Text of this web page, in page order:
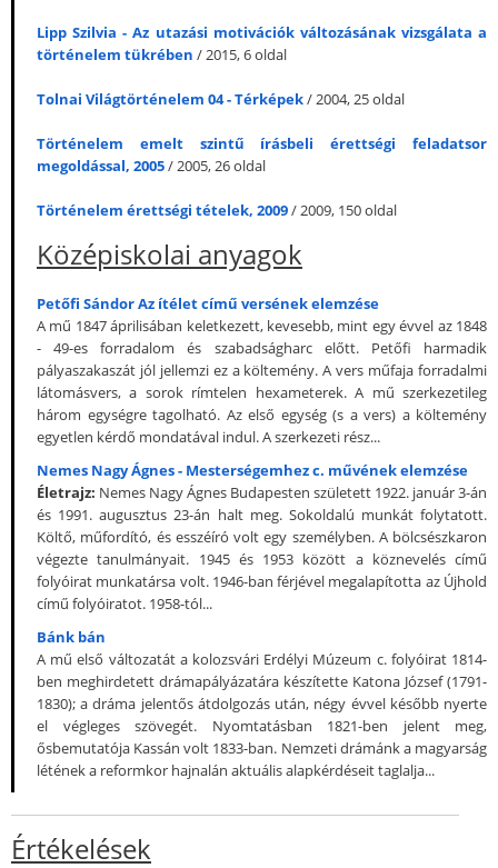
Lipp Szilvia - Az utazási motivációk változásának vizsgálata a
történelem tükrében / 2015, 6 oldal
Tolnai Világtörténelem 04 - Térképek/ 2004, 25 oldal
Történelem emelt szintű írásbeli érettségi feladatsor
megoldással, 2005/ 2005, 26 oldal
Történelem érettségi tételek, 2009/ 2009, 150 oldal
Középiskolai anyagok
Petőfi Sándor Az ítélet című versének elemzése
A mű 1847 áprilisában keletkezett, kevesebb, mint egy évvel az 1848
- 49-es forradalom és szabadságharc előtt. Petőfi harmadik
pályaszakaszát jól jellemzi ez a költemény. A vers műfaja forradalmi
látomásvers, a sorok rímtelen hexameterek. A mű szerkezetileg
három egységre tagolható. Az első egység (s a vers) a költemény
egyetlen kérdő mondatával indul. A szerkezeti rész...
Nemes Nagy Ágnes - Mesterségemhez c. művének elemzése
Életrajz: Nemes Nagy Ágnes Budapesten született 1922. január 3-án
és 1991. augusztus 23-án halt meg. Sokoldalú munkát folytatott.
Költő, műfordító, és esszéíró volt egy személyben. A bölcsészkaron
végezte tanulmányait. 1945 és 1953 között a köznevelés című
folyóirat munkatársa volt. 1946-ban férjével megalapította az Újhold
című folyóiratot. 1958-tól...
Bánk bán
A mű első változatát a kolozsvári Erdélyi Múzeum c. folyóirat 1814-
ben meghirdetett drámapályázatára készítette Katona József (1791-
1830); a dráma jelentős átdolgozás után, négy évvel később nyerte
el végleges szövegét. Nyomtatásban 1821-ben jelent meg,
ősbemutatója Kassán volt 1833-ban. Nemzeti drámánk a magyarság
létének a reformkor hajnalán aktuális alapkérdéseit taglalja...
Értékelések